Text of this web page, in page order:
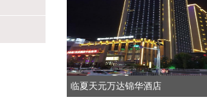
临夏天元万达锦华酒店